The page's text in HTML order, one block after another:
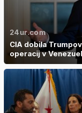
24ur.com
CIA dobila
operacij v